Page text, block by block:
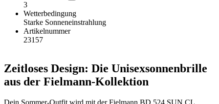
3
Wetterbedingung
Starke Sonneneinstrahlung
Artikelnummer
23157
Zeitloses Design: Die Unisexsonnenbrille
aus der Fielmann-Kollektion
Dein Sommer-Outfit wird mit der Fielmann BD 524 SUN CL